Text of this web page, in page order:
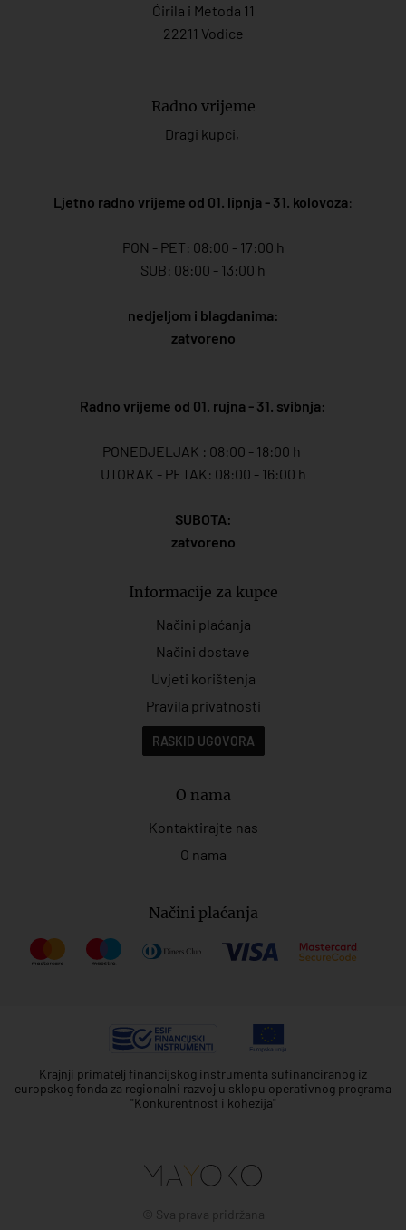
Ćirila i Metoda 11
22211 Vodice
Radno vrijeme
Dragi kupci,
Ljetno radno vrijeme od 01. lipnja - 31. kolovoza:
PON - PET: 08:00 - 17:00 h
SUB: 08:00 - 13:00 h
nedjeljom i blagdanima:
zatvoreno
Radno vrijeme od 01. rujna - 31. svibnja:
PONEDJELJAK : 08:00 - 18:00 h
UTORAK - PETAK: 08:00 - 16:00 h
SUBOTA:
zatvoreno
Informacije za kupce
Načini plaćanja
Načini dostave
Uvjeti korištenja
Pravila privatnosti
RASKID UGOVORA
O nama
Kontaktirajte nas
O nama
Načini plaćanja
Krajnji primatelj financijskog instrumenta sufinanciranog iz
europskog fonda za regionalni razvoj u sklopu operativnog programa
"Konkurentnost i kohezija"
© Sva prava pridržana